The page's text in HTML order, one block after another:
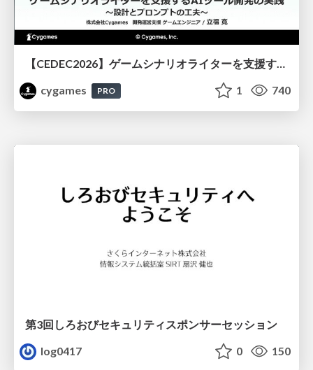
【CEDEC2026】ゲームシナリオライターを支援するAIツール開発の実践 ― 設計とプロンプトの工夫 ―
cygames
PRO 1 740
第3回しろおびセキュリティスポンサーセッション
log0417
0 150